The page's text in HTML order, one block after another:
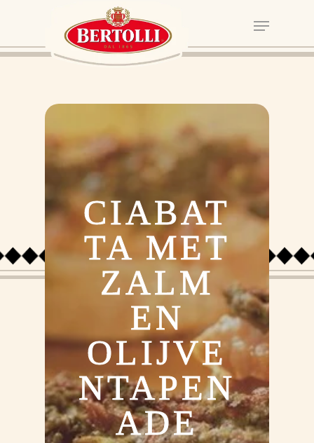
CIABAT
TA MET
ZALM
EN
OLIJVE
NTAPEN
ADE